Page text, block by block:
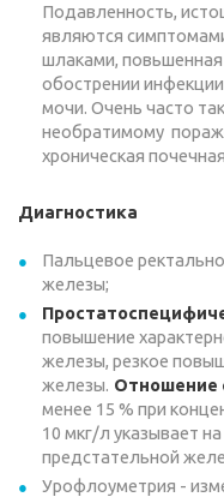
Подавленность,
являются
шлаками,
обострении
мочи. Очень часто
необратимому
хроническая
Диагностика
Пальцевое
железы;
повышение
железы, резкое
железы. Отношение
менее 15 % при
10 мкг/л указывает
предстательной
Урофлоуметрия -